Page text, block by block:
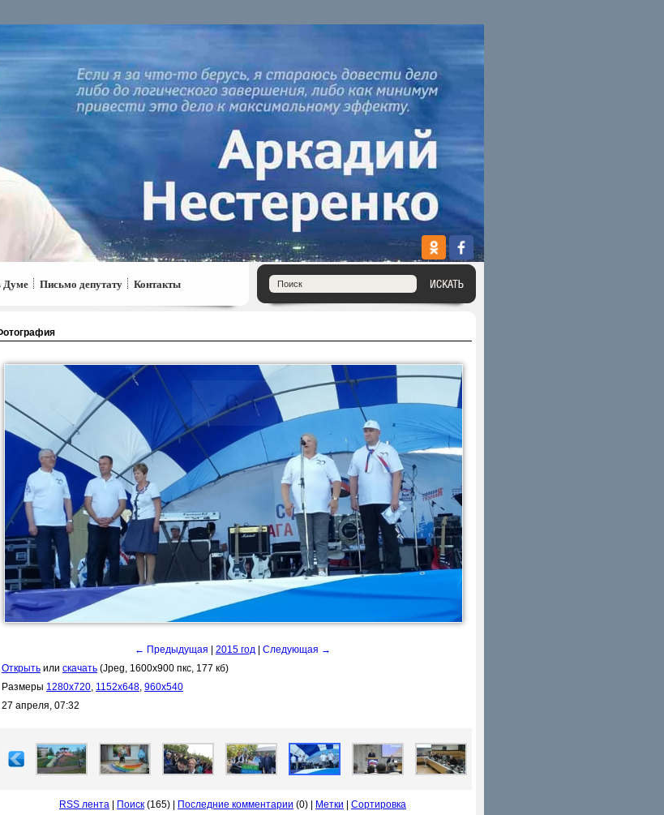
Думе Письмо депутату Контакты
0 +
← Предыдущая 2015 год
Следующая →
Открыть или скачать (Jpeg, 1600x900 пкс, 177 кб)
Размеры 1280x720, 1152x648, 960x540
27 апреля, 07:32
RSS лента Поиск (165) | Последние комментарии (0) | Метки
Сортировка